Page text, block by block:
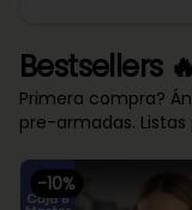
Bestsellers
Primera compra?
pre-armadas.
-10%